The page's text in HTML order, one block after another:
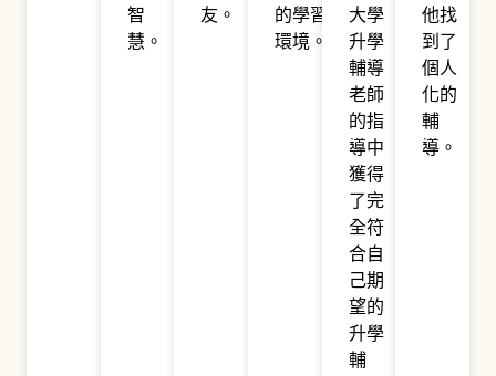
智
慧。
友。
的學習
環境。
大學
升學
輔導
老師
的指
導中
獲得
了完
全符
合自
己期
望的
升學
輔
他找
到了
個人
化的
輔
導。